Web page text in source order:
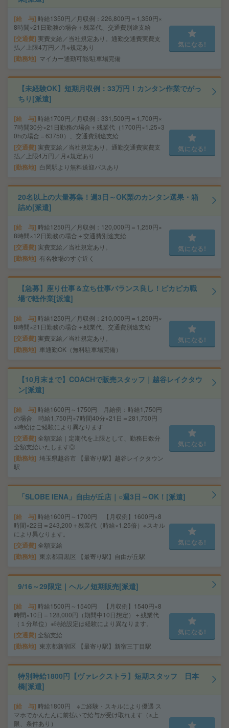
給 与 時給1350円／月収例：226,800円＝1,350円×
8時間×21日勤務の場合＋残業代、交通費別途支給
交通費 実費支給／当社規定あり。通勤交通費実費支
払／上限4万円／月※規定あり
勤務地 マイカー通勤可能/駐車場完備
気になる!
【未経験OK】短期月収例：33万円！カンタン作業でがっ
ちり[派遣]
給 与 時給1700円／月収例：331,500円＝1,700円×
7時間30分×21日勤務の場合＋残業代（1700円×1.25×3
0hの場合＝63750）、交通費別途支給
交通費 実費支給／当社規定あり。通勤交通費実費支
払／上限4万円／月※規定あり
勤務地 白岡駅より無料送迎バスあり
気になる!
20名以上の大量募集！週3日～OK梨のカンタン選果・箱
詰め[派遣]
給 与 時給1250円／月収例：120,000円＝1,250円×
8時間×12日勤務の場合＋交通費別途支給
交通費 実費支給／当社規定あり。
勤務地 有名牧場のすぐ近く
気になる!
【急募】座り仕事＆立ち仕事バランス良し！ピカピカ職
場で軽作業[派遣]
給 与 時給1250円／月収例：210,000円＝1,250円×
8時間×21日勤務の場合＋残業代、交通費別途支給
交通費 実費支給／当社規定あり。
勤務地 車通勤OK（無料駐車場完備）
気になる!
【10月末まで】COACHで販売スタッフ｜越谷レイクタウ
ン[派遣]
給 与 時給1600円～1750円 月給例：時給1,750円
の場合 時給1,750円×7時間40分×21日＝281,750円
※時給はご経験により異なります
交通費 全額支給｜定期代を上限として、勤務日数分
全額支給いたします◎
勤務地 埼玉県越谷市 【最寄り駅】越谷レイクタウン
駅
気になる!
「SLOBE IENA」自由が丘店｜○週3日～OK！[派遣]
給 与 時給1600円～1700円 【月収例】1600円×8
時間×22日＝243,200＋残業代（時給×1.25倍）※スキル
により異なります。
交通費 全額支給
勤務地 東京都目黒区 【最寄り駅】自由が丘駅
気になる!
9/16～29限定｜ヘルノ短期販売[派遣]
給 与 時給1500円～1540円 【月収例】1540円×8
時間×10日＝128,000円（期間中10日想定）＋残業代
（１分単位）※時給設定は経験により異なります。
交通費 全額支給
勤務地 東京都新宿区 【最寄り駅】新宿三丁目駅
気になる!
特別時給1800円【ヴァレクストラ】短期スタッフ 日本
橋[派遣]
給 与 時給1800円 ※ご経験・スキルにより優遇 ス
マホでかんたんに前払いで給与が受け取れます（※上
限、条件あり）